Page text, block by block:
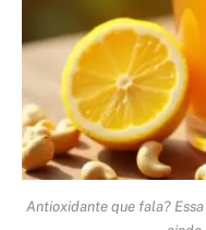
Antioxidante que fala?